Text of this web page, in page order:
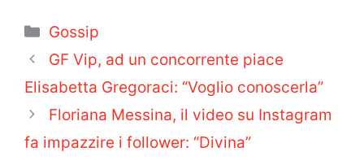
Categorie
Gossip
GF Vip, ad un concorrente piace
Elisabetta Gregoraci: “Voglio conoscerla”
Floriana Messina, il video su Instagram
fa impazzire i follower: “Divina”